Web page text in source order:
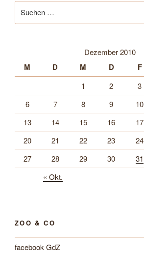
nach:
Dezember 2010
M D M D F
1 2 3
6
7 8 9 10
13
14 15 16 17
20
21 22 23 24
27
28 29 30
31
« Okt.
ZOO & CO
facebook GdZ